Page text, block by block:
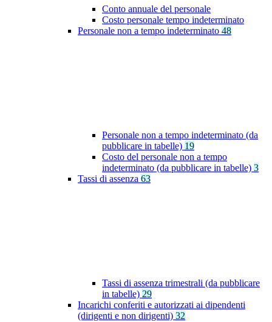
Conto annuale del personale
Costo personale tempo indeterminato
Personale non a tempo indeterminato 48
Personale non a tempo indeterminato (da
pubblicare in tabelle) 19
Costo del personale non a tempo
indeterminato (da pubblicare in tabelle) 3
Tassi di assenza 63
Tassi di assenza trimestrali (da pubblicare
in tabelle) 29
Incarichi conferiti e autorizzati ai dipendenti
(dirigenti e non dirigenti) 32